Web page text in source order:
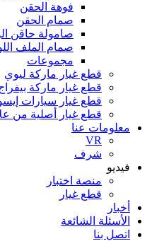
فوهة الحقن
صمام الحقن
صامولة حاقن
صمام الملف
مجموعات
قطع غيار ماركة ليوي
قطع غيار ماركة
قطع غيار سيارات
قطع غيار أصلية من
معلومات عنا
VR
شرف
فيديو
منصة اختبار
قطع غيار
أخبار
الأسئلة الشائعة
اتصل بنا